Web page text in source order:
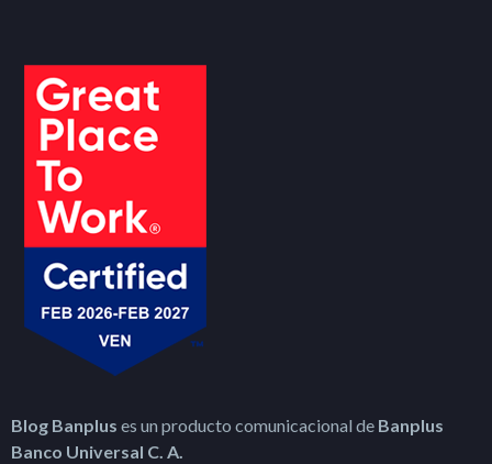
Blog Banplus es un producto comunicacional de Banplus
Banco Universal C. A.